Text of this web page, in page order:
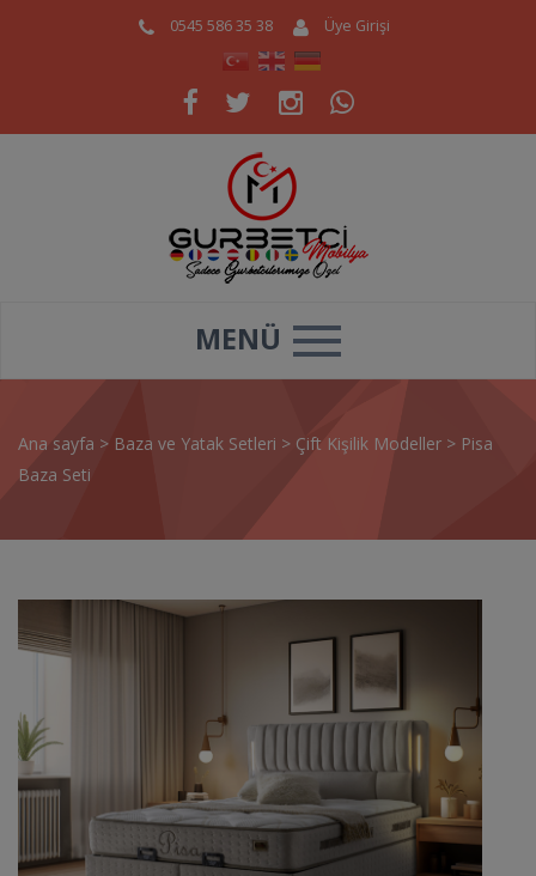
0545 586 35 38 Üye Girişi
MENÜ
Ana sayfa > Baza ve Yatak Setleri > Çift Kişilik Modeller > Pisa
Baza Seti